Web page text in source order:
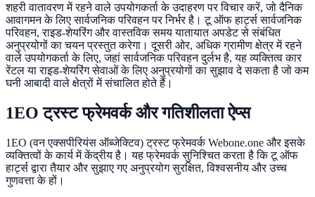
शहरी वातावरण में रहने वाले उपयोगकर्ता के उदाहरण पर विचार करें, जो दैनिक
आवागमन के लिए सार्वजनिक परिवहन पर निर्भर है। टू ऑफ हार्ट्स सार्वजनिक
परिवहन, राइड-शेयरिंग और वास्तविक समय यातायात अपडेट से संबंधित
अनुप्रयोगों का चयन प्रस्तुत करेगा। दूसरी ओर, अधिक ग्रामीण क्षेत्र में रहने
वाले उपयोगकर्ता के लिए, जहां सार्वजनिक परिवहन दुर्लभ है, यह व्यक्तित्व कार
रेंटल या राइड-शेयरिंग सेवाओं के लिए अनुप्रयोगों का सुझाव दे सकता है जो कम
घनी आबादी वाले क्षेत्रों में संचालित होते हैं।
1EO ट्रस्ट फ्रेमवर्क और गतिशीलता ऐप्स
1EO (वन एक्सपीरियंस ऑब्जेक्टिव) ट्रस्ट फ्रेमवर्क Webone.one और इसके
व्यक्तित्वों के कार्य में केंद्रीय है। यह फ्रेमवर्क सुनिश्चित करता है कि टू ऑफ
हार्ट्स द्वारा तैयार और सुझाए गए अनुप्रयोग सुरक्षित, विश्वसनीय और उच्च
गुणवत्ता के हों।